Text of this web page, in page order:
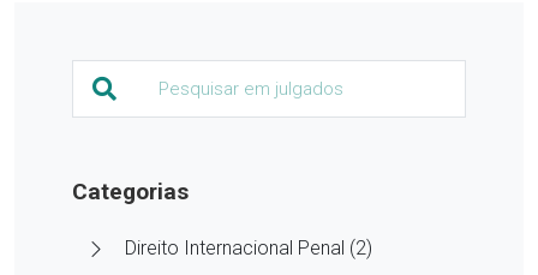
Categorias
Direito Internacional Penal (2)